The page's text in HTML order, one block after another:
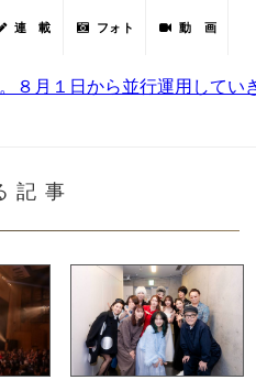
連 載 フォト 動 画
月１日から並行運用してい
記事